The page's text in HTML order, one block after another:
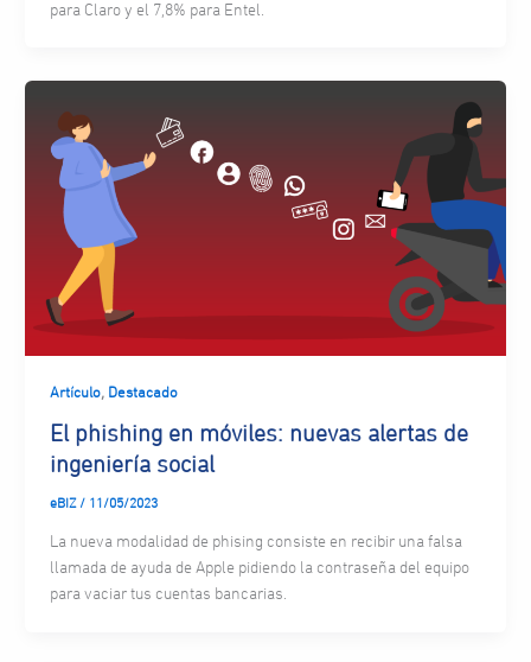
para Claro y el 7,8% para Entel.
Artículo, Destacado
El phishing en móviles: nuevas alertas de
ingeniería social
eBIZ / 11/05/2023
La nueva modalidad de phising consiste en recibir una falsa
llamada de ayuda de Apple pidiendo la contraseña del equipo
para vaciar tus cuentas bancarias.